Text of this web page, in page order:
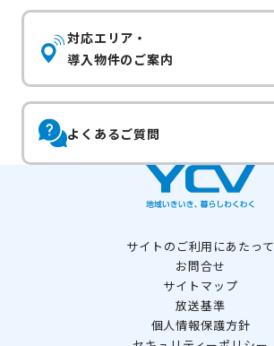
対応エリア・
導入物件のご案内
よくあるご質問
サイトのご利用にあたって
お問合せ
サイトマップ
放送基準
個人情報保護方針